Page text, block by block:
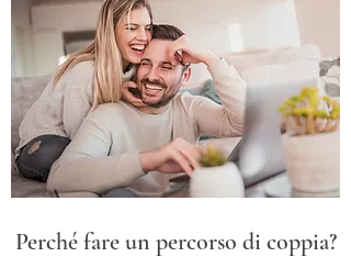
Perché fare un percorso di coppia?